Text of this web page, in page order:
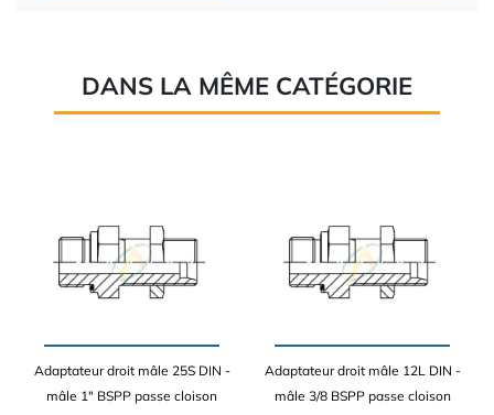
DANS LA MÊME CATÉGORIE
Adaptateur droit mâle 25S DIN -
mâle 1" BSPP passe cloison
Adaptateur droit mâle 12L DIN -
mâle 3/8 BSPP passe cloison